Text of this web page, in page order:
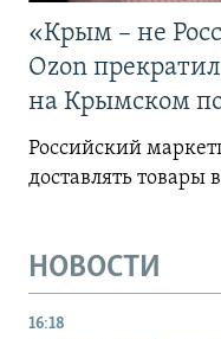
«Крым – не
Ozon
на Крымском
Российский
доставлять
НОВОСТИ
16:18